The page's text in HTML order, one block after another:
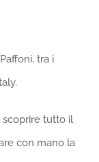
tra i
tutto il
con mano la